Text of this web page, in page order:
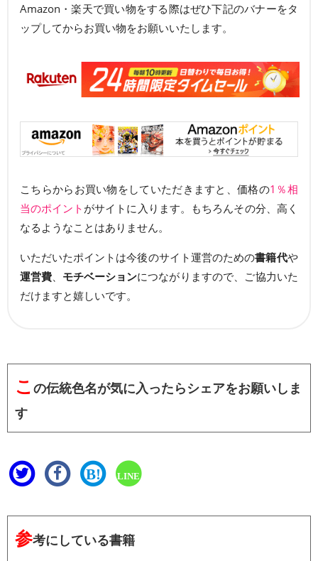
Amazon・楽天で買い物をする際はぜひ下記のバナーをタ
ップしてからお買い物をお願いいたします。
こちらからお買い物をしていただきますと、価格の1％相
当のポイント がサイトに入ります。もちろんその分、高く
なるようなことはありません。
いただいたポイントは今後のサイト運営のための書籍代や
運営費、 モチベーションにつながりますので、ご協力いた
だけますと嬉しいです。
こ の伝統色名が気に入ったらシェアをお願いしま
す
B! LINE
参考にしている書籍